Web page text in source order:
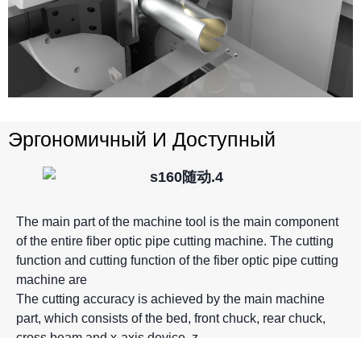
Эргономичный И Доступный
The main part of the machine tool is the main component
of the entire fiber optic pipe cutting machine. The cutting
function and cutting function of the fiber optic pipe cutting
machine are
The cutting accuracy is achieved by the main machine
part, which consists of the bed, front chuck, rear chuck,